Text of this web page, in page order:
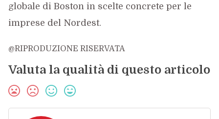
globale di Boston in scelte concrete per le
imprese del Nordest.
@RIPRODUZIONE RISERVATA
Valuta la qualità di questo articolo